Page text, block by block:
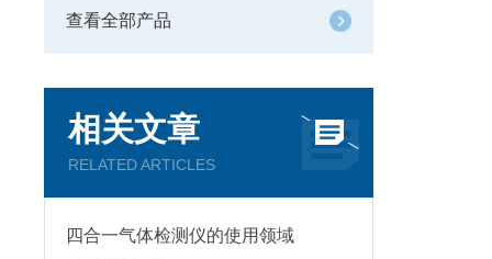
查看全部产品
相关文章
RELATED ARTICLES
四合一气体检测仪的使用领域